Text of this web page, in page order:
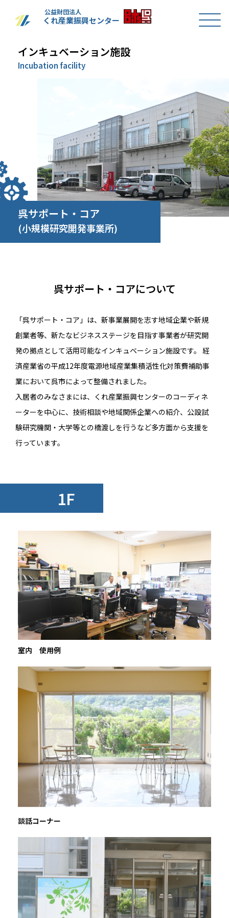
公益財団法人
くれ産業振興センター
インキュベーション施設
Incubation facility
呉サポート・コア
(小規模研究開発事業所)
呉サポート・コアについて
「呉サポート・コア」は、新事業展開を志す地域企業や新規
創業者等、新たなビジネスステージを目指す事業者が研究開
発の拠点として活用可能なインキュベーション施設です。 経
済産業省の平成12年度電源地域産業集積活性化対策費補助事
業において呉市によって整備されました。
入居者のみなさまには、くれ産業振興センターのコーディネ
ーターを中心に、技術相談や地域関係企業への紹介、公設試
験研究機関・大学等との橋渡しを行うなど多方面から支援を
行っています。
1F
室内 使用例
談話コーナー